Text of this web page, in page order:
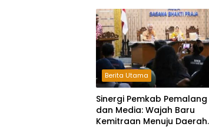
Berita Utama
Sinergi Pemkab Pemalang
dan Media: Wajah Baru
Kemitraan Menuju Daerah